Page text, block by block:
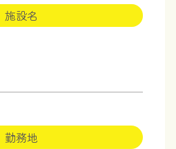
施設名
勤務地